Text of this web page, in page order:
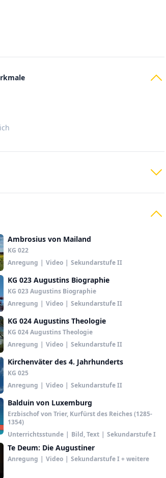
Ambrosius von Mailand
KG 022
Anregung | Video | Sekundarstufe II
KG 023 Augustins Biographie
KG 023 Augustins Biographie
Anregung | Video | Sekundarstufe II
KG 024 Augustins Theologie
KG 024 Augustins Theologie
Anregung | Video | Sekundarstufe II
Kirchenväter des 4. Jahrhunderts
KG 025
Anregung | Video | Sekundarstufe II
Balduin von Luxemburg
Erzbischof von Trier, Kurfürst des Reiches (1285-
1354)
Unterrichtsstunde | Bild, Text | Sekundarstufe I
Te Deum: Die Augustiner
Anregung | Video | Sekundarstufe I + weitere